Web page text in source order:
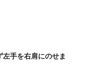
左手を右肩にのせま